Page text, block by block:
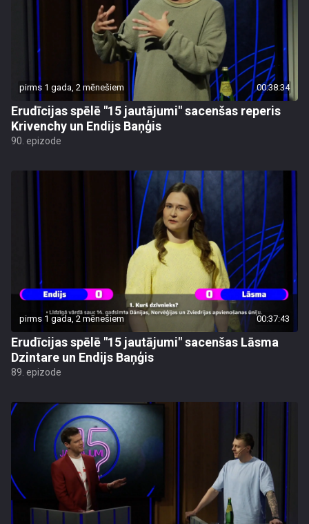
pirms 1 gada, 2 mēnešiem 00:38:34
Erudīcijas spēlē "15 jautājumi" sacenšas reperis
Krivenchy un Endijs Baņģis
90. epizode
pirms 1 gada, 2 mēnešiem 00:37:43
Erudīcijas spēlē "15 jautājumi" sacenšas Lāsma
Dzintare un Endijs Baņģis
89. epizode